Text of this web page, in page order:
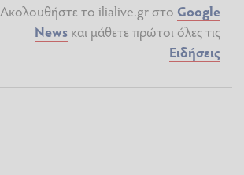
Ακολουθήστε το ilialive.gr στο Google
News και μάθετε πρώτοι όλες τις
Ειδήσεις